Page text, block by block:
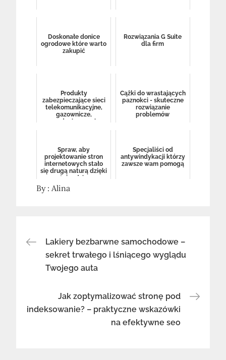
Doskonałe donice
ogrodowe które warto
zakupić
Rozwiązania G Suite
dla firm
Produkty
zabezpieczające sieci
telekomunikacyjne,
gazownicze,
wodociągowe i
Cążki do wrastających
paznokci - skuteczne
rozwiązanie
problemów
Spraw, aby
projektowanie stron
internetowych stało
się drugą naturą dzięki
tej radzie
Specjaliści od
antywindykacji którzy
zawsze wam pomogą
By : Alina
Nawigacja
wpisu
Lakiery bezbarwne samochodowe –
sekret trwałego i lśniącego wyglądu
Twojego auta
Jak zoptymalizować stronę pod
indeksowanie? – praktyczne wskazówki
na efektywne seo